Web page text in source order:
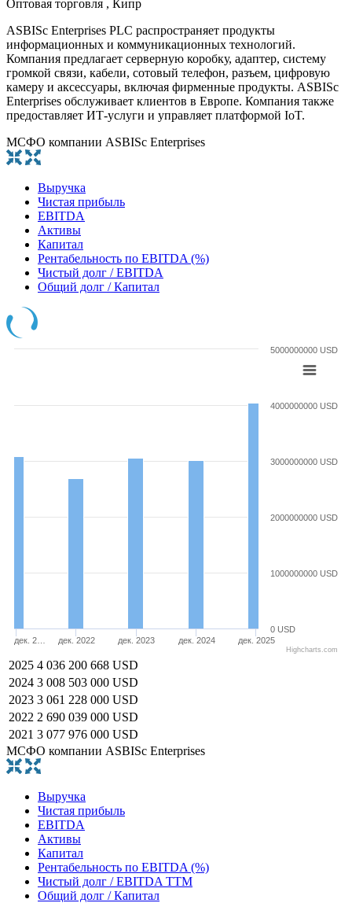
Оптовая торговля , Кипр
ASBISc Enterprises PLC распространяет продукты
информационных и коммуникационных технологий.
Компания предлагает серверную коробку, адаптер, систему
громкой связи, кабели, сотовый телефон, разъем, цифровую
камеру и аксессуары, включая фирменные продукты. ASBISc
Enterprises обслуживает клиентов в Европе. Компания также
предоставляет ИТ-услуги и управляет платформой IoT.
МСФО компании ASBISc Enterprises
Выручка
Чистая прибыль
EBITDA
Активы
Капитал
Рентабельность по EBITDA (%)
Чистый долг / EBITDA
Общий долг / Капитал
дек. 2… дек. 2022 дек. 2023 дек. 2024 дек. 2025
0 USD
1000000000 USD
2000000000 USD
3000000000 USD
4000000000 USD
5000000000 USD
Highcharts.com
2025 4 036 200 668 USD
2024 3 008 503 000 USD
2023 3 061 228 000 USD
2022 2 690 039 000 USD
2021 3 077 976 000 USD
МСФО компании ASBISc Enterprises
Выручка
Чистая прибыль
EBITDA
Активы
Капитал
Рентабельность по EBITDA (%)
Чистый долг / EBITDA TTM
Общий долг / Капитал